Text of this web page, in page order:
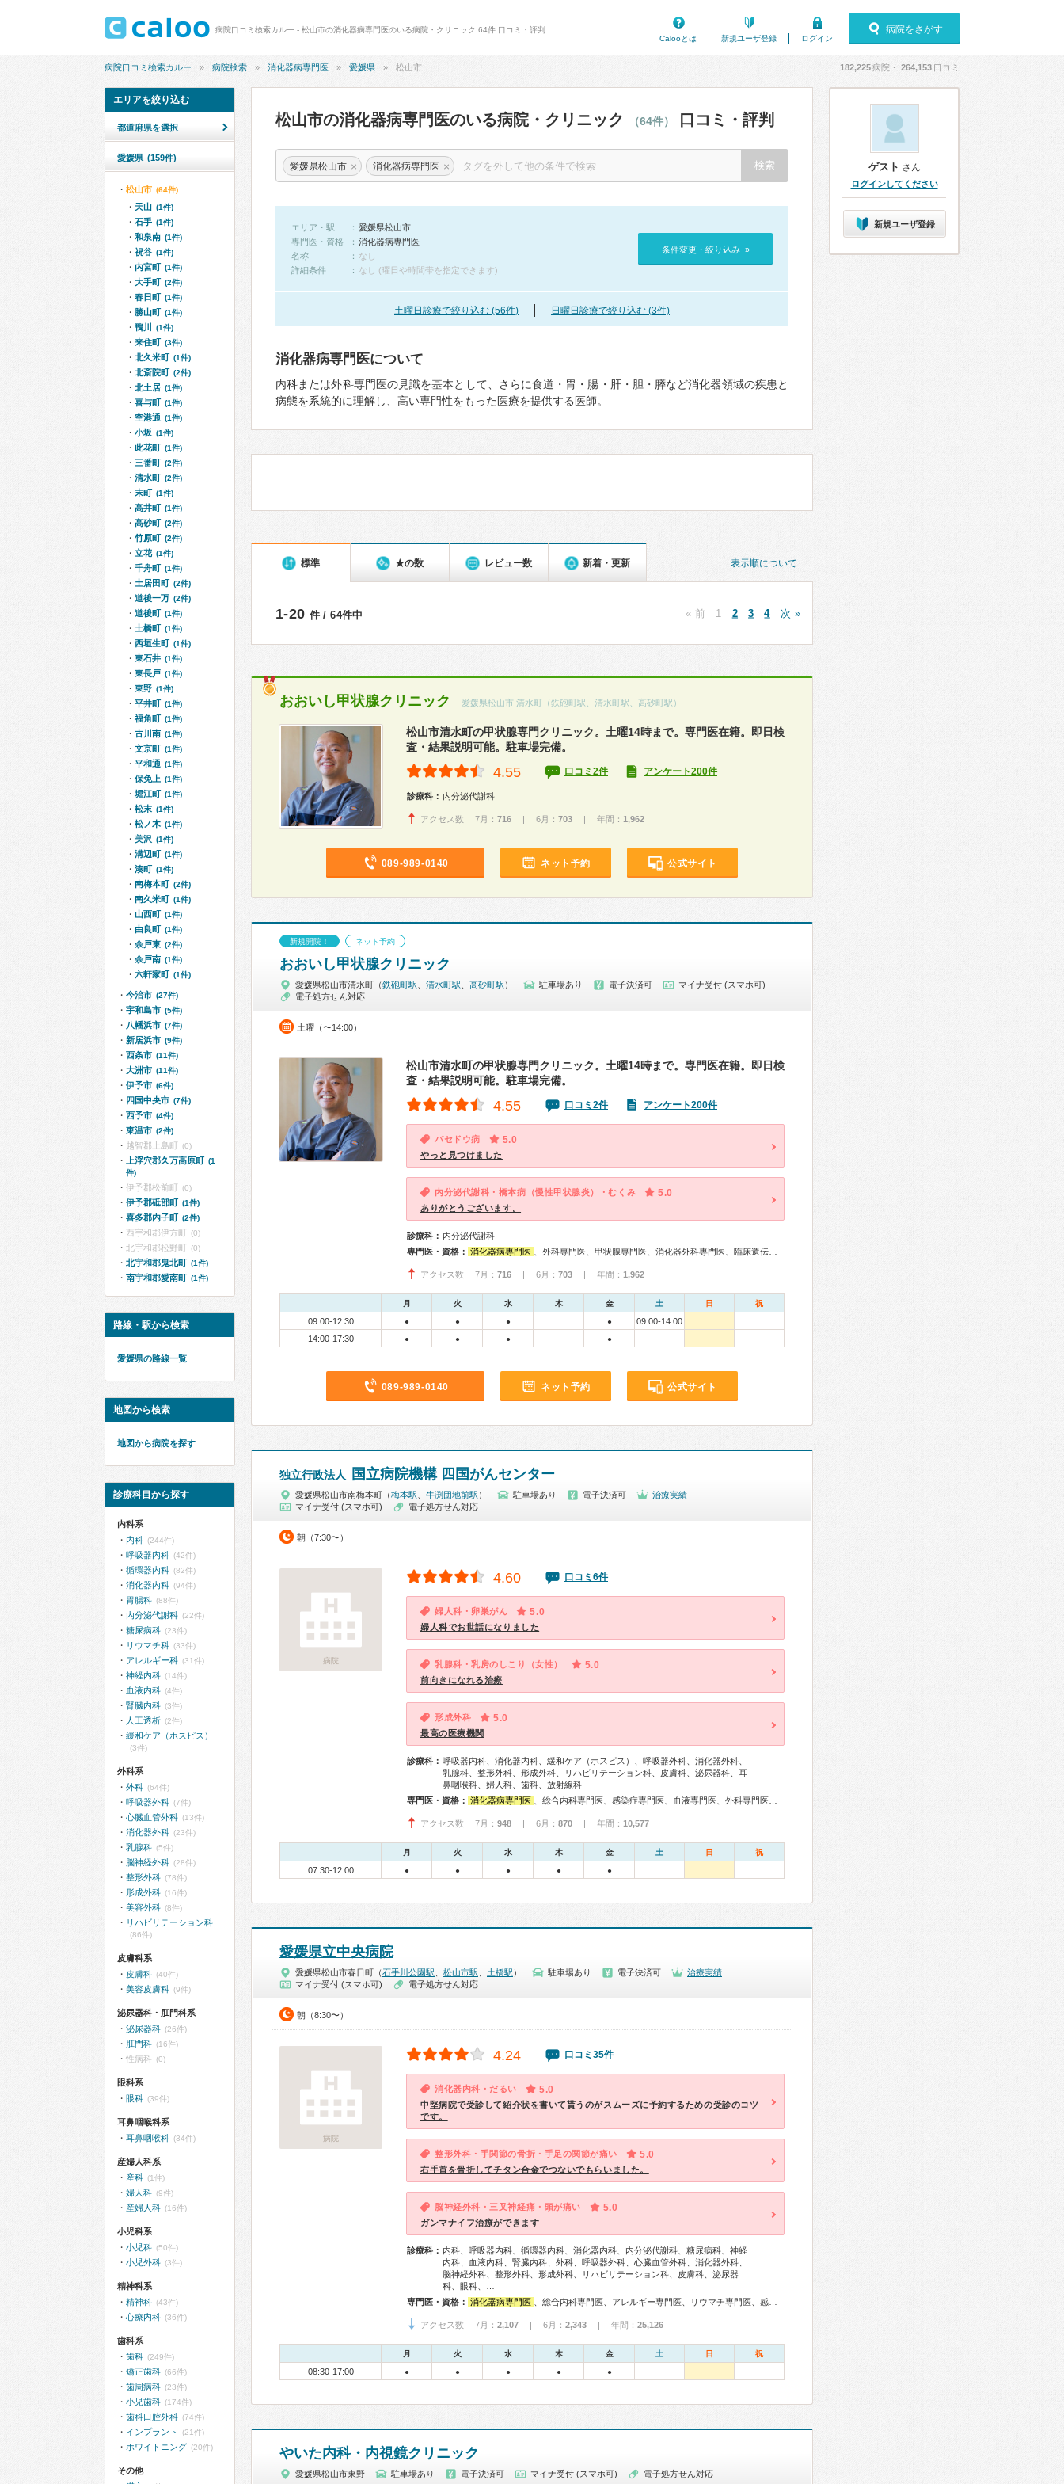
病院口コミ検索カルー - 松山市の消化器病専門医のいる病院・クリニック 64件 口コミ・評判
Calooとは
新規ユーザ登録 ログイン
病院をさがす
病院口コミ検索カルー 病院検索 消化器病専門医 愛媛県 松山市 182,225病院・ 264,153 口コミ
松山市の消化器病専門医のいる病院・クリニック （64件） 口コミ・評判
愛媛県松山市 × 消化器病専門医 ×
エリア・駅
愛媛県松山市
専門医・資格
消化器病専門医
名称
なし
詳細条件
なし (曜日や時間帯を指定できます)
条件変更・絞り込み »
土曜日診療で絞り込む (56件) 日曜日診療で絞り込む (3件)
消化器病専門医について
内科または外科専門医の見識を基本として、さらに食道・胃・腸・肝・胆・膵など消化器領域の疾患と
病態を系統的に理解し、高い専門性をもった医療を提供する医師。
表示順について
標準 ★の数 レビュー数 新着・更新
1-20 件 / 64件中 « 前 1 2 3 4 次 »
おおいし甲状腺クリニック 愛媛県松山市 清水町（鉄砲町駅 清水町駅 高砂町駅 ）
松山市清水町の甲状腺専門クリニック。土曜14時まで。専門医在籍。即日検
査・結果説明可能。駐車場完備。
4.55 口コミ2件 アンケート200件
診療科： 内分泌代謝科
アクセス数 7月： 716 | 6月： 703 | 年間： 1,962
089-989-0140 ネット予約 公式サイト
新規開院！ ネット予約
おおいし甲状腺クリニック
愛媛県松山市清水町（鉄砲町駅 清水町駅 高砂町駅 ） 駐車場あり 電子決済可
マイナ受付 (スマホ可)
電子処方せん対応
土曜（〜14:00）
松山市清水町の甲状腺専門クリニック。土曜14時まで。専門医在籍。即日検
査・結果説明可能。駐車場完備。
4.55 口コミ2件 アンケート200件
バセドウ病 5.0
やっと見つけました
内分泌代謝科・橋本病（慢性甲状腺炎）・むくみ 5.0
ありがとうございます。
診療科： 内分泌代謝科
専門医・資格： 消化器病専門医 、外科専門医、甲状腺専門医、消化器外科専門医、臨床遺伝専門医、がん治療認定医
アクセス数 7月： 716 | 6月： 703 | 年間： 1,962
月 火 水 木 金 土 日 祝
09:00-12:30 ● ● ● ●
09:00-14:00
14:00-17:30
● ● ● ●
089-989-0140 ネット予約 公式サイト
独立行政法人 国立病院機構 四国がんセンター
愛媛県松山市南梅本町（梅本駅 牛渕団地前駅 ） 駐車場あり 電子決済可
治療実績
マイナ受付 (スマホ可)
電子処方せん対応
朝（7:30〜）
病院
4.60 口コミ6件
婦人科・卵巣がん 5.0
婦人科でお世話になりました
乳腺科・乳房のしこり（女性） 5.0
前向きになれる治療
形成外科 5.0
最高の医療機関
診療科： 呼吸器内科、消化器内科、緩和ケア（ホスピス）、呼吸器外科、消化器外科、
乳腺科、整形外科、形成外科、リハビリテーション科、皮膚科、泌尿器科、耳
鼻咽喉科、婦人科、歯科、放射線科
専門医・資格： 消化器病専門医 、総合内科専門医、感染症専門医、血液専門医、外科専門医、甲状腺専門医、呼吸器専門医、呼吸器外科専門医、消化器外科専門医、肝臓専門医、消化器内視鏡専門医、泌尿器科専門医、整形外科専門医、リハビリテーション科専門医、形成外科専門医、皮膚科専門医、気管食道科専門医、耳鼻咽喉科専門医、産婦人科専門医、婦人科腫瘍専門医、乳腺専門医、老年病専門医、精神科専門医、麻酔科専門医、ペインクリニック専門医、緩和医療専門医、細胞診専門医、病理専門医、核医学専門医、放射線科専門医、臨床遺伝専門医、救急科専門医、がん薬物療法専門医、がん治療認定医
アクセス数 7月： 948 | 6月： 870 | 年間： 10,577
月 火 水 木 金 土 日 祝
07:30-12:00 ● ● ● ● ●
愛媛県立中央病院
愛媛県松山市春日町（石手川公園駅 松山市駅 土橋駅 ） 駐車場あり 電子決済可
治療実績
マイナ受付 (スマホ可)
電子処方せん対応
朝（8:30〜）
病院
4.24 口コミ35件
消化器内科・だるい 5.0
中堅病院で受診して紹介状を書いて貰うのがスムーズに予約するための受診のコツ
です。
整形外科・手関節の骨折・手足の関節が痛い 5.0
右手首を骨折してチタン合金でつないでもらいました。
脳神経外科・三叉神経痛・頭が痛い 5.0
ガンマナイフ治療ができます
診療科： 内科、呼吸器内科、循環器内科、消化器内科、内分泌代謝科、糖尿病科、神経
内科、血液内科、腎臓内科、外科、呼吸器外科、心臓血管外科、消化器外科、
脳神経外科、整形外科、形成外科、リハビリテーション科、皮膚科、泌尿器
科、眼科、…
専門医・資格： 消化器病専門医 、総合内科専門医、アレルギー専門医、リウマチ専門医、感染症専門医、血液専門医、外科専門医、糖尿病専門医、内分泌代謝科専門医、甲状腺専門医、呼吸器専門医、呼吸器外科専門医、気管支鏡専門医、循環器専門医、心臓血管外科専門医、不整脈専門医、消化器外科専門医、肝臓専門医、大腸肛門病専門医、消化器内視鏡専門医、泌尿器科専門医、腎臓専門医、透析専門医、脳血管内治療専門医、神経内科専門医、脳神経外科専門医、整形外科専門医、手外科専門医、リハビリテーション科専門医、脊椎脊髄外科専門医、形成外科専門医、熱傷専門医、皮膚科専門医、眼科専門医、耳鼻咽喉科専門医、産婦人科専門医、乳腺専門医、産科婦人科腹腔鏡技術認定医、女性ヘルスケア専門医、周産期(新生児)専門医、小児科専門医、小児外科専門医、小児血液・がん専門医、老年病専門医、認知症専門医、麻酔科専門医、ペインクリニック専門医、細胞診専門医、超音波専門医、病理専門医、核医学専門医、放射線科専門医、臨床遺伝専門医、救急科専門医、がん薬物療法専門医、がん治療認定医
アクセス数 7月： 2,107 | 6月： 2,343 | 年間： 25,126
月 火 水 木 金 土 日 祝
08:30-17:00 ● ● ● ● ●
やいた内科・内視鏡クリニック
愛媛県松山市東野 駐車場あり 電子決済可 マイナ受付 (スマホ可) 電子処方せん対応
エリアを絞り込む
都道府県を選択
愛媛県 (159件)
松山市 (64件)
天山 (1件)
石手 (1件)
和泉南 (1件)
祝谷 (1件)
内宮町 (1件)
大手町 (2件)
春日町 (1件)
勝山町 (1件)
鴨川 (1件)
来住町 (3件)
北久米町 (1件)
北斎院町 (2件)
北土居 (1件)
喜与町 (1件)
空港通 (1件)
小坂 (1件)
此花町 (1件)
三番町 (2件)
清水町 (2件)
末町 (1件)
高井町 (1件)
高砂町 (2件)
竹原町 (2件)
立花 (1件)
千舟町 (1件)
土居田町 (2件)
道後一万 (2件)
道後町 (1件)
土橋町 (1件)
西垣生町 (1件)
東石井 (1件)
東長戸 (1件)
東野 (1件)
平井町 (1件)
福角町 (1件)
古川南 (1件)
文京町 (1件)
平和通 (1件)
保免上 (1件)
堀江町 (1件)
松末 (1件)
松ノ木 (1件)
美沢 (1件)
溝辺町 (1件)
湊町 (1件)
南梅本町 (2件)
南久米町 (1件)
山西町 (1件)
由良町 (1件)
余戸東 (2件)
余戸南 (1件)
六軒家町 (1件)
今治市 (27件)
宇和島市 (5件)
八幡浜市 (7件)
新居浜市 (9件)
西条市 (11件)
大洲市 (11件)
伊予市 (6件)
四国中央市 (7件)
西予市 (4件)
東温市 (2件)
越智郡上島町 (0)
上浮穴郡久万高原町 (1
件)
伊予郡松前町 (0)
伊予郡砥部町 (1件)
喜多郡内子町 (2件)
西宇和郡伊方町 (0)
北宇和郡松野町 (0)
北宇和郡鬼北町 (1件)
南宇和郡愛南町 (1件)
路線・駅から検索
愛媛県の路線一覧
地図から検索
地図から病院を探す
診療科目から探す
内科系
内科 (244件)
呼吸器内科 (42件)
循環器内科 (82件)
消化器内科 (94件)
胃腸科 (88件)
内分泌代謝科 (22件)
糖尿病科 (23件)
リウマチ科 (33件)
アレルギー科 (31件)
神経内科 (14件)
血液内科 (4件)
腎臓内科 (3件)
人工透析 (2件)
緩和ケア（ホスピス）
(3件)
外科系
外科 (64件)
呼吸器外科 (7件)
心臓血管外科 (13件)
消化器外科 (23件)
乳腺科 (5件)
脳神経外科 (28件)
整形外科 (78件)
形成外科 (16件)
美容外科 (8件)
リハビリテーション科
(86件)
皮膚科系
皮膚科 (40件)
美容皮膚科 (9件)
泌尿器科・肛門科系
泌尿器科 (26件)
肛門科 (16件)
性病科 (0)
眼科系
眼科 (39件)
耳鼻咽喉科系
耳鼻咽喉科 (34件)
産婦人科系
産科 (1件)
婦人科 (9件)
産婦人科 (16件)
小児科系
小児科 (50件)
小児外科 (3件)
精神科系
精神科 (43件)
心療内科 (36件)
歯科系
歯科 (249件)
矯正歯科 (66件)
歯周病科 (23件)
小児歯科 (174件)
歯科口腔外科 (74件)
インプラント (21件)
ホワイトニング (20件)
その他
ゲスト さん
ログインしてください
新規ユーザ登録